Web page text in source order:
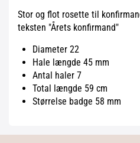
Stor og flot rosette til
teksten "Årets konfirmand"
Diameter 22
Hale længde 45 mm
Antal haler 7
Total længde 59 cm
Størrelse badge 58 mm